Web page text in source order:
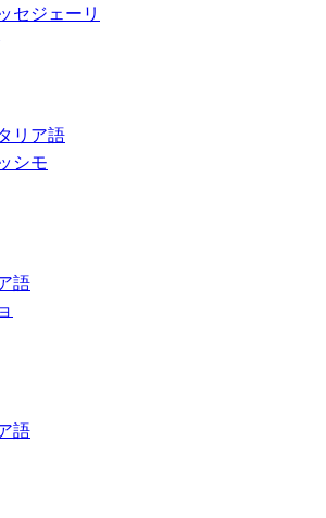
セジェーリ
リア語
シモ
語
語